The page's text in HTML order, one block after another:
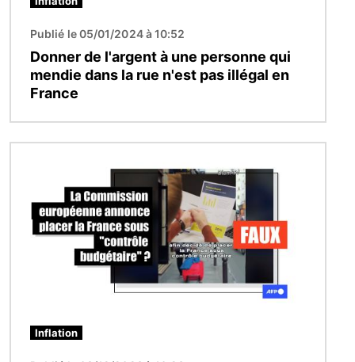
Publié le 05/01/2024 à 10:52
Donner de l'argent à une personne qui
mendie dans la rue n'est pas illégal en
France
Inflation